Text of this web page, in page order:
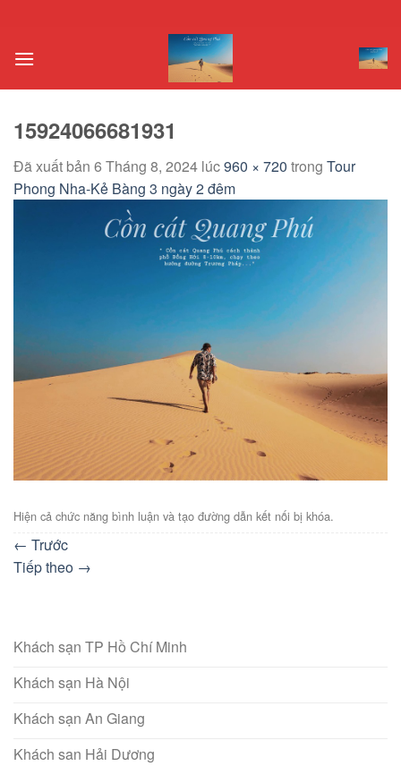
nội
15924066681931
Đã xuất bản 6 Tháng 8, 2024 lúc960 × 720 trong Tour
Phong Nha-Kẻ Bàng 3 ngày 2 đêm
Hiện cả chức năng bình luận và tạo đường dẫn kết nối bị khóa.
← Trước
Tiếp theo →
Khách sạn TP Hồ Chí Minh
Khách sạn Hà Nội
Khách sạn An Giang
Khách san Hải Dương